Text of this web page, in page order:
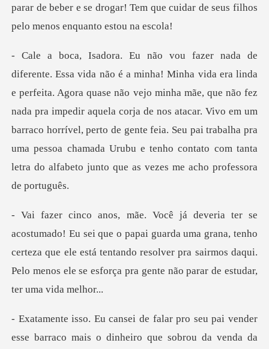
parar de beber e se drogar! Tem que cuidar d
o vejo minha mãe, que não fez
nada pra impedir aquela corja de nos atacar. Vivo em um
barraco horrível, perto de gente feia. Seu pai
i guarda uma grana, tenho
certeza que ele está tentando resolver pra sairmos daqu
sobrou da venda da